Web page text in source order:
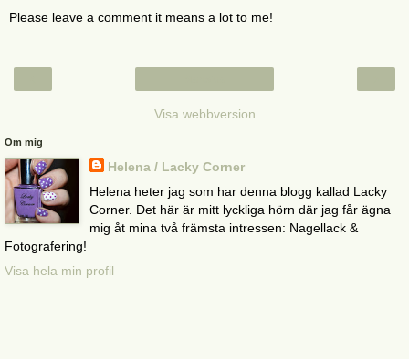
Please leave a comment it means a lot to me!
Visa webbversion
Om mig
Helena / Lacky Corner
Helena heter jag som har denna blogg kallad Lacky
Corner. Det här är mitt lyckliga hörn där jag får ägna
mig åt mina två främsta intressen: Nagellack &
Fotografering!
Visa hela min profil